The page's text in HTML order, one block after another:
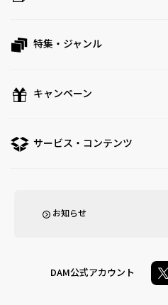
特集・ジャンル
キャンペーン
サービス・コンテンツ
お知らせ
DAM公式アカウント